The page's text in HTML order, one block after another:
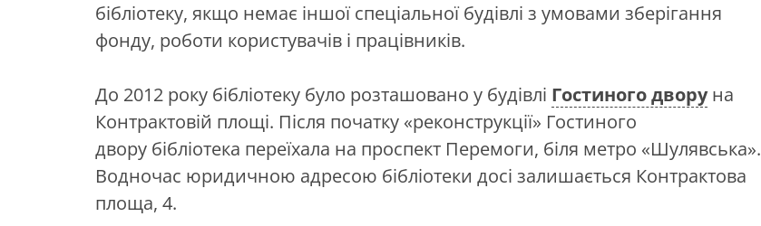
бібліотеку, якщо немає іншої спеціальної будівлі з умовами зберігання
фонду, роботи користувачів і працівників.
До 2012 року бібліотеку було розташовано у будівлі Гостиного дворуна
Контрактовій площі. Після початку «реконструкції» Гостиного
двору бібліотека переїхала на проспект Перемоги, біля метро «Шулявська».
Водночас юридичною адресою бібліотеки досі залишається Контрактова
площа, 4.